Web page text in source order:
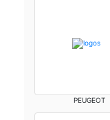
PEUGEOT